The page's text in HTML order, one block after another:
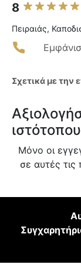
8
Πειραιάς,
Σχετικά με την
Μόνο οι
σε αυτές τις